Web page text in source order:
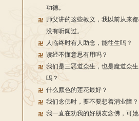
功德。
师父讲的这些教义，我以前从来都
没有听闻过。
人临终时有人助念，能往生吗？
读经不懂意思有用吗？
我们是三恶道众生，也是魔道众生
吗？
什么颜色的莲花最好？
我们念佛时，要不要想着消业障？
我一直在劝我的好朋友念佛，可她